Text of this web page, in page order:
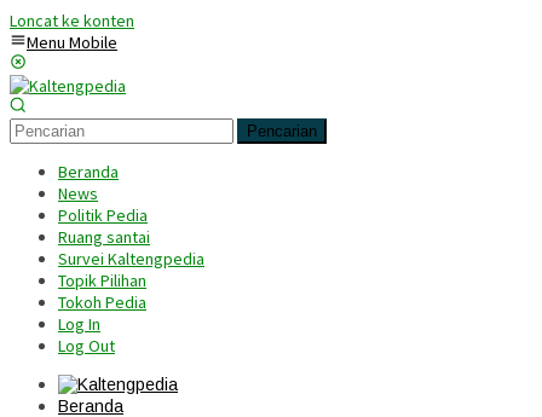
Loncat ke konten
Menu Mobile
Pencarian
Beranda
News
Politik Pedia
Ruang santai
Survei Kaltengpedia
Topik Pilihan
Tokoh Pedia
Log In
Log Out
Beranda